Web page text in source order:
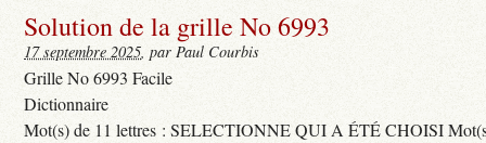
Solution de la grille No 6993
17 septembre 2025, par Paul Courbis
Grille No 6993 Facile
Dictionnaire
Mot(s) de 11 lettres : SELECTIONNE QUI A ÉTÉ CHOISI